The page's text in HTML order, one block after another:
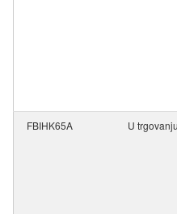
FBIHK65A U trgovanju